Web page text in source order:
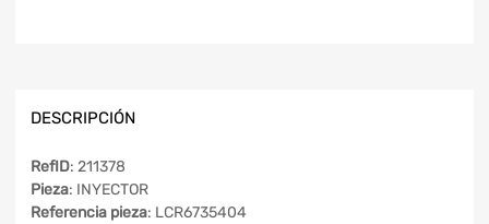
DESCRIPCIÓN
RefID: 211378
Pieza: INYECTOR
Referencia pieza: LCR6735404